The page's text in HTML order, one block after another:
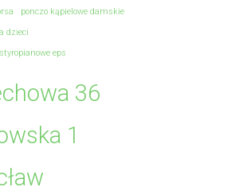
ponczo kąpielowe damskie
dzieci
eps
36
1